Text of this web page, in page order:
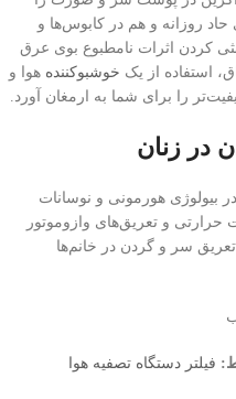
روزانه و هم در کابوس‌ها و
کردن اثرات نامطبوع بوی عرق
استفاده از یک خوشبوکننده هوا و
را برای شما به ارمغان آورد.
در زنان
بیولوژی هورمونی و نوسانات
و تعریق‌های وازوموتور
سر و گردن در خانم‌ها
فیلتر دستگاه تصفیه هوا